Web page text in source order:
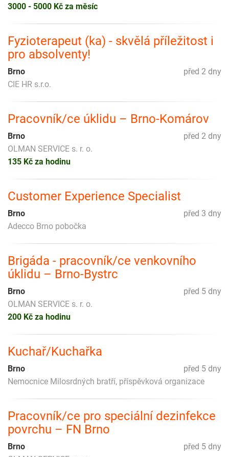
3000 - 5000 Kč za měsíc
Fyzioterapeut (ka) - skvělá příležitost i
pro absolventy!
před 2 dny
Brno
CIE HR s.r.o.
Pracovník/ce úklidu – Brno-Komárov
před 2 dny
Brno
OLMAN SERVICE s. r. o.
135 Kč za hodinu
Customer Experience Specialist
před 3 dny
Brno
Adecco Brno pobočka
Brigáda - pracovník/ce venkovního
úklidu – Brno-Bystrc
před 5 dny
Brno
OLMAN SERVICE s. r. o.
200 Kč za hodinu
Kuchař/Kuchařka
před 5 dny
Brno
Nemocnice Milosrdných bratří, příspěvková organizace
Pracovník/ce pro speciální dezinfekce
povrchu – FN Brno
před 5 dny
Brno